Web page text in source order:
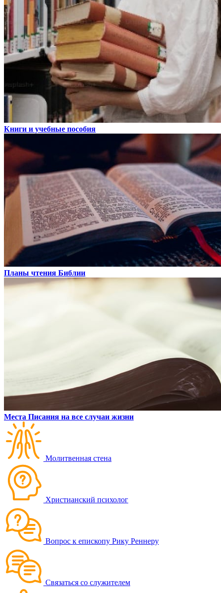
Книги и учебные пособия
Планы чтения Библии
Места Писания на все случаи жизни
Молитвенная стена
Христианский психолог
Вопрос к епископу Рику Реннеру
Связаться со служителем